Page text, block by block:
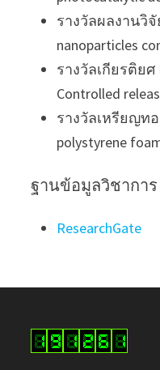
รางวัลผลงานวิ
nanoparticles
รางวัลเกียรติยศ
Controlled
รางวัลเหรียญทอ
polystyrene
ฐานข้อมูลวิชาการ
ResearchGate